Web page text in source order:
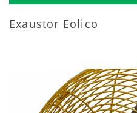
Exaustor Eolico